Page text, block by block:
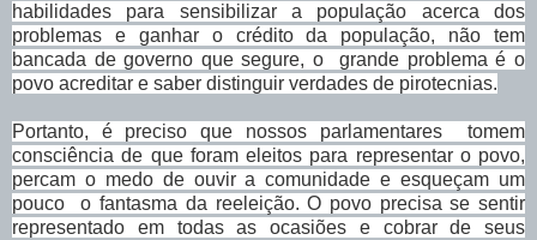
habilidades para sensibilizar a população acerca dos
problemas e ganhar o crédito da população, não tem
bancada de governo que segure, o grande problema é o
povo acreditar e saber distinguir verdades de pirotecnias.
Portanto, é preciso que nossos parlamentares tomem
consciência de que foram eleitos para representar o povo,
percam o medo de ouvir a comunidade e esqueçam um
pouco o fantasma da reeleição. O povo precisa se sentir
representado em todas as ocasiões e cobrar de seus